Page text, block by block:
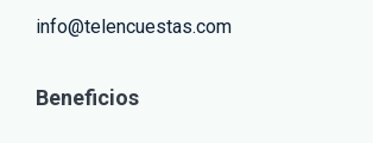
info@telencuestas.com
Beneficios